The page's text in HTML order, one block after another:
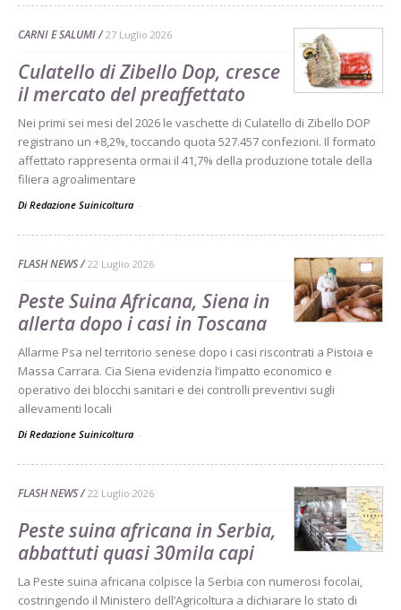
CARNI E SALUMI 27 Luglio 2026
Culatello di Zibello Dop, cresce
il mercato del preaffettato
Nei primi sei mesi del 2026 le vaschette di Culatello di Zibello DOP
registrano un +8,2%, toccando quota 527.457 confezioni. Il formato
affettato rappresenta ormai il 41,7% della produzione totale della
filiera agroalimentare
Di Redazione Suinicoltura -
FLASH NEWS 22 Luglio 2026
Peste Suina Africana, Siena in
allerta dopo i casi in Toscana
Allarme Psa nel territorio senese dopo i casi riscontrati a Pistoia e
Massa Carrara. Cia Siena evidenzia l’impatto economico e
operativo dei blocchi sanitari e dei controlli preventivi sugli
allevamenti locali
Di Redazione Suinicoltura -
FLASH NEWS 22 Luglio 2026
Peste suina africana in Serbia,
abbattuti quasi 30mila capi
La Peste suina africana colpisce la Serbia con numerosi focolai,
costringendo il Ministero dell’Agricoltura a dichiarare lo stato di